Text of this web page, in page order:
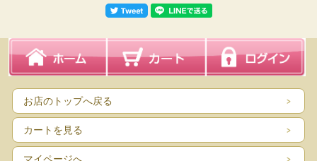
お店のトップへ戻る
カートを見る